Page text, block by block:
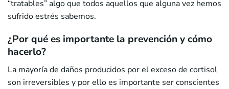
“tratables” algo que todos aquellos que alguna vez hemos
sufrido estrés sabemos.
¿Por qué es importante la prevención y cómo
hacerlo?
La mayoría de daños producidos por el exceso de cortisol
son irreversibles y por ello es importante ser conscientes